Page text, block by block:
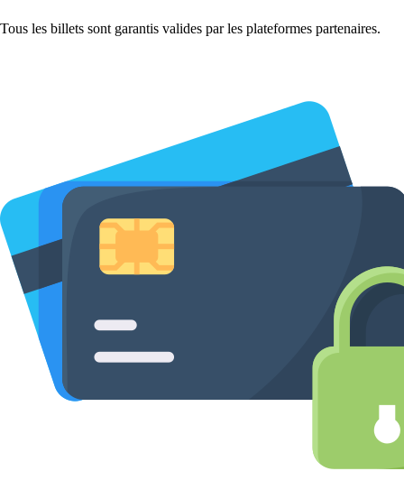
Tous les billets sont garantis valides par les plateformes partenaires.